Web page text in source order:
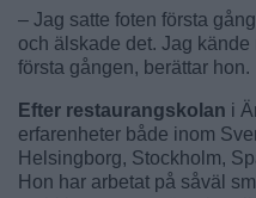
– Jag satte foten första
och älskade det. Jag
första gången, berättar hon.
Efter restaurangskolan i
erfarenheter både inom
Helsingborg, Stockholm,
Hon har arbetat på såväl